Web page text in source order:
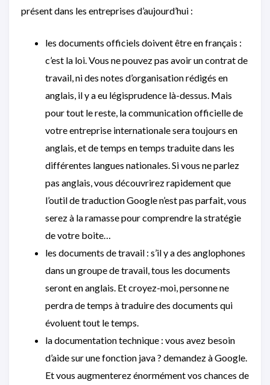
présent dans les entreprises d’aujourd’hui :
les documents officiels doivent être en français :
c’est la loi. Vous ne pouvez pas avoir un contrat de
travail, ni des notes d’organisation rédigés en
anglais, il y a eu légisprudence là-dessus. Mais
pour tout le reste, la communication officielle de
votre entreprise internationale sera toujours en
anglais, et de temps en temps traduite dans les
différentes langues nationales. Si vous ne parlez
pas anglais, vous découvrirez rapidement que
l’outil de traduction Google n’est pas parfait, vous
serez à la ramasse pour comprendre la stratégie
de votre boite…
les documents de travail : s’il y a des anglophones
dans un groupe de travail, tous les documents
seront en anglais. Et croyez-moi, personne ne
perdra de temps à traduire des documents qui
évoluent tout le temps.
la documentation technique : vous avez besoin
d’aide sur une fonction java ? demandez à Google.
Et vous augmenterez énormément vos chances de